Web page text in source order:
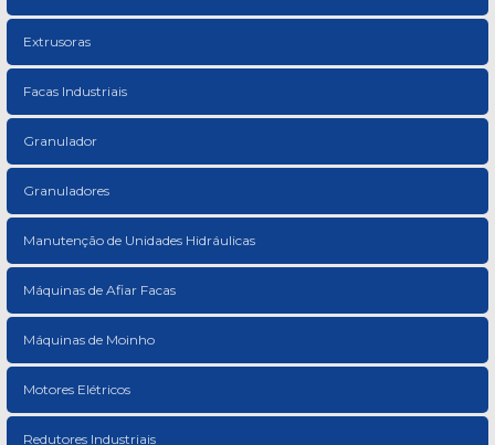
Extrusoras
Facas Industriais
Granulador
Granuladores
Manutenção de Unidades Hidráulicas
Máquinas de Afiar Facas
Máquinas de Moinho
Motores Elétricos
Redutores Industriais